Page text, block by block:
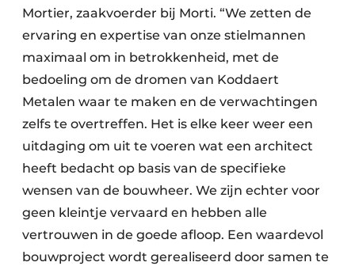
Mortier, zaakvoerder bij Morti. “We zetten de
ervaring en expertise van onze stielmannen
maximaal om in betrokkenheid, met de
bedoeling om de dromen van Koddaert
Metalen waar te maken en de verwachtingen
zelfs te overtreffen. Het is elke keer weer een
uitdaging om uit te voeren wat een architect
heeft bedacht op basis van de specifieke
wensen van de bouwheer. We zijn echter voor
geen kleintje vervaard en hebben alle
vertrouwen in de goede afloop. Een waardevol
bouwproject wordt gerealiseerd door samen te